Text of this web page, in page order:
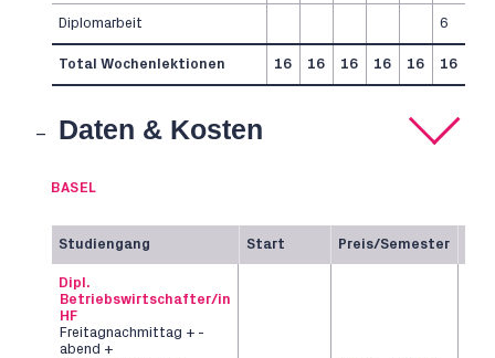
Diplomarbeit 6
Total Wochenlektionen 16 16 16 16 16 16
Daten & Kosten
BASEL
Studiengang Start Preis/Semester
Dipl.
Betriebswirtschafter/in
HF
Freitagnachmittag + -
abend +